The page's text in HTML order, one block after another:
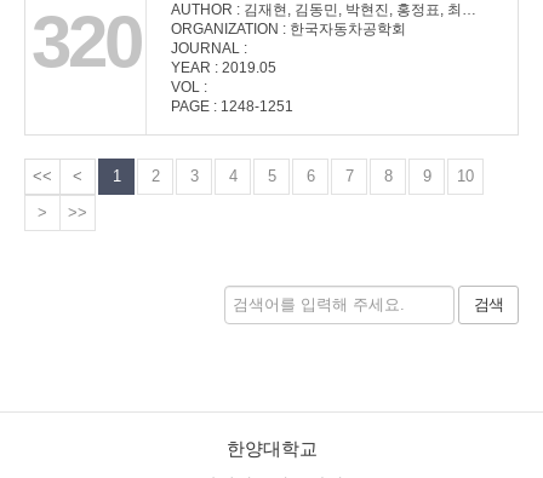
320
AUTHOR : 김재현, 김동민, 박현진, 홍정표, 최규성, 양현섭, 조경석
ORGANIZATION : 한국자동차공학회
JOURNAL :
YEAR : 2019.05
VOL :
PAGE : 1248-1251
<< < 1 2 3 4 5 6 7 8 9
10
>
>>
검색
한양대학교